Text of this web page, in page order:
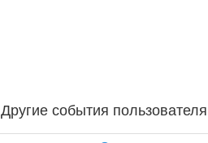
Другие события пользователя